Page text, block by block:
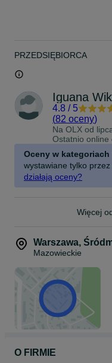
wgniotki, pęknięcia, ślady
najlepsze sztuki z
dokładne zdjęcia sztuki
-GRATISOWO: Pakiet
-SYSTEM: Windows 11
-FAKTURA: Wystawiamy
-PŁATNOŚĆ: Płatności
pobraniem.
-WAŻNOŚĆ OFERTY:
-
W ZESTAWIE Z
-Ładowarka
-Karta gwarancyjna
-Gratis niespodzianka!
Specyfikacja:
PRZEDSIĘBIORCA
Iguana
4.8 / 5
(82 oceny)
Na OLX od
Ostatnio online
Oceny w kategoriach
wystawiane tylko przez
działają oceny?
Więcej
Warszawa,
Mazowieckie
O FIRMIE